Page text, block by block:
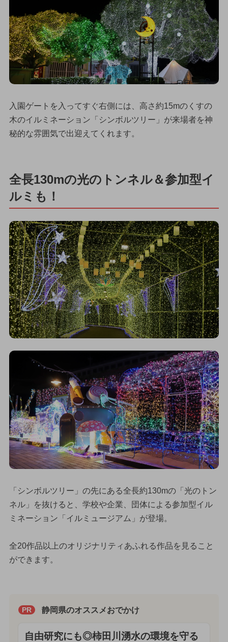
入園ゲートを入ってすぐ右側には、高さ約15mのくすの
木のイルミネーション「シンボルツリー」が来場者を神
秘的な雰囲気で出迎えてくれます。
全長130mの光のトンネル＆参加型イ
ルミも！
「シンボルツリー」の先にある全長約130mの「光のトン
ネル」を抜けると、学校や企業、団体による参加型イル
ミネーション「イルミュージアム」が登場。
全20作品以上のオリジナリティあふれる作品を見ること
ができます。
PR 静岡県のオススメおでかけ
自由研究にも◎柿田川湧水の環境を守る